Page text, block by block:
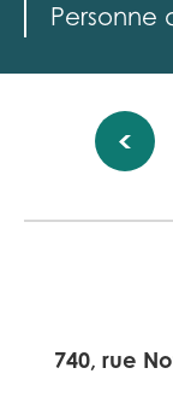
Personne
740, rue